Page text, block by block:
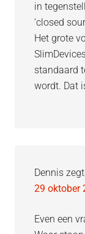
in
‘closed
Het grote
standaard
wordt. Dat
Dennis zegt
29 oktober
Even een